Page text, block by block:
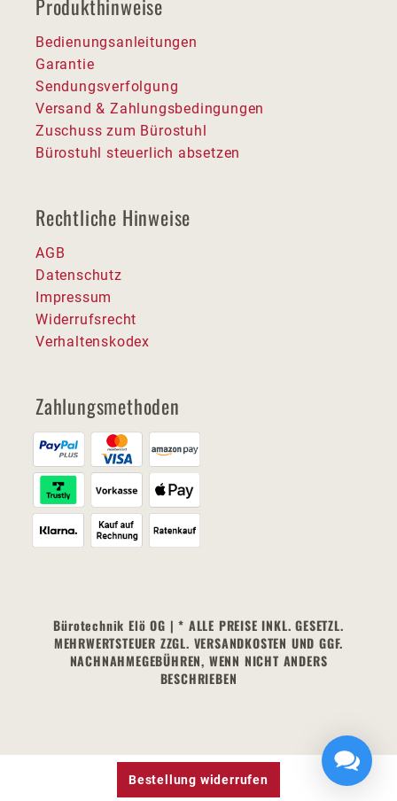
Produkthinweise
Bedienungsanleitungen
Garantie
Sendungsverfolgung
Versand & Zahlungsbedingungen
Zuschuss zum Bürostuhl
Bürostuhl steuerlich absetzen
Rechtliche Hinweise
AGB
Datenschutz
Impressum
Widerrufsrecht
Verhaltenskodex
Zahlungsmethoden
Bürotechnik Elö OG | * ALLE PREISE INKL. GESETZL.
MEHRWERTSTEUER ZZGL. VERSANDKOSTEN UND GGF.
NACHNAHMEGEBÜHREN, WENN NICHT ANDERS
BESCHRIEBEN
Bestellung widerrufen